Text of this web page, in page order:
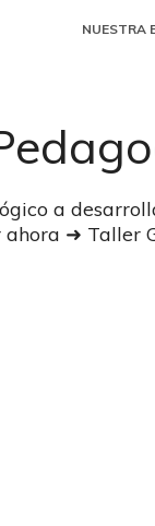
NUESTRA
a
➜ Taller